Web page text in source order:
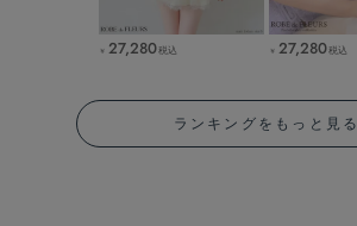
￥ 27,280税込 ￥ 27,280税込
ランキングをもっと見る